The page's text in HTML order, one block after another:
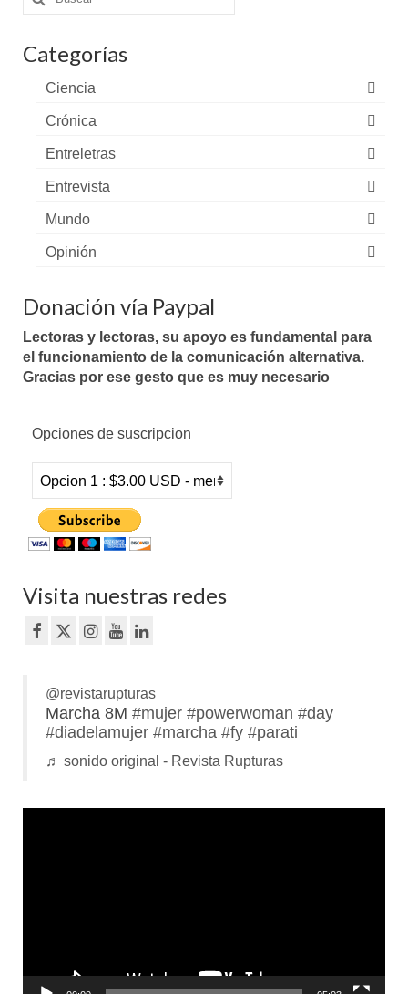
por:
Categorías
Ciencia
Crónica
Entreletras
Entrevista
Mundo
Opinión
Donación vía Paypal
Lectoras y lectoras, su apoyo es fundamental para
el funcionamiento de la comunicación alternativa.
Gracias por ese gesto que es muy necesario
Opciones de suscripcion
Visita nuestras redes
@revistarupturas
Marcha 8M #mujer #powerwoman #day
#diadelamujer #marcha #fy #parati
♬ sonido original - Revista Rupturas